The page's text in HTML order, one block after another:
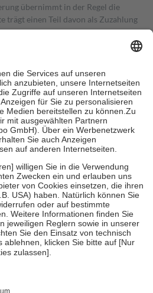
übernimmt in der Regel die
trägt einen Teil davon als Zuzahlung
Zuzahlungen in Höhe von zehn
jedoch nie mehr als die tatsächlichen
auch für Online-Apotheken.
Krankenpflege beträgt die
sowie zehn Euro je
für ihre eigene Gesundheit zu
der Familie zu unterstützen,
zum vollendeten 18. Lebensjahr
und Früherkennung, die von der
es sich um echte Bewertungen